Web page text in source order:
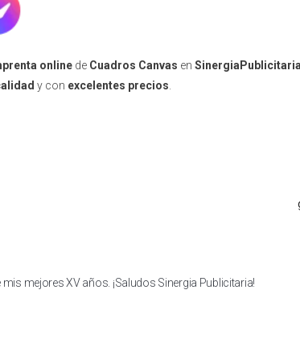
onlinede Cuadros Canvas en
y con excelentes precios
mejores XV años. ¡Saludos Sinergia Publicitaria!